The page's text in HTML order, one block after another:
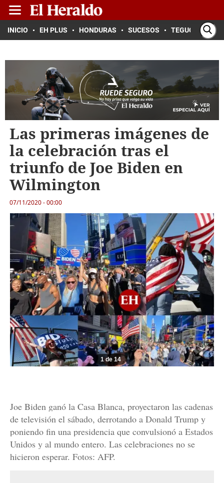
INICIO EH PLUS HONDURAS SUCESOS TEGUCIGALPA
Las primeras imágenes de
la celebración tras el
triunfo de Joe Biden en
Wilmington
07/11/2020 - 00:00
1 de 14
Joe Biden ganó la Casa Blanca, proyectaron las cadenas
de televisión el sábado, derrotando a Donald Trump y
poniendo fin una presidencia que convulsionó a Estados
Unidos y al mundo entero. Las celebraciones no se
hicieron esperar. Fotos: AFP.